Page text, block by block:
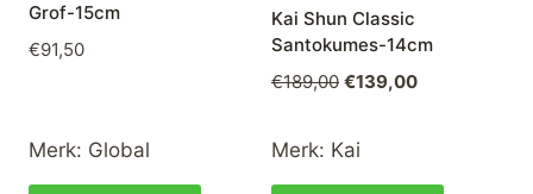
Grof-15cm
€91,50
Merk: Global
Kai Shun Classic
Santokumes-14cm
€189,00 Oorspronkelijke
was:
€139,00Huidige
Merk: Kai